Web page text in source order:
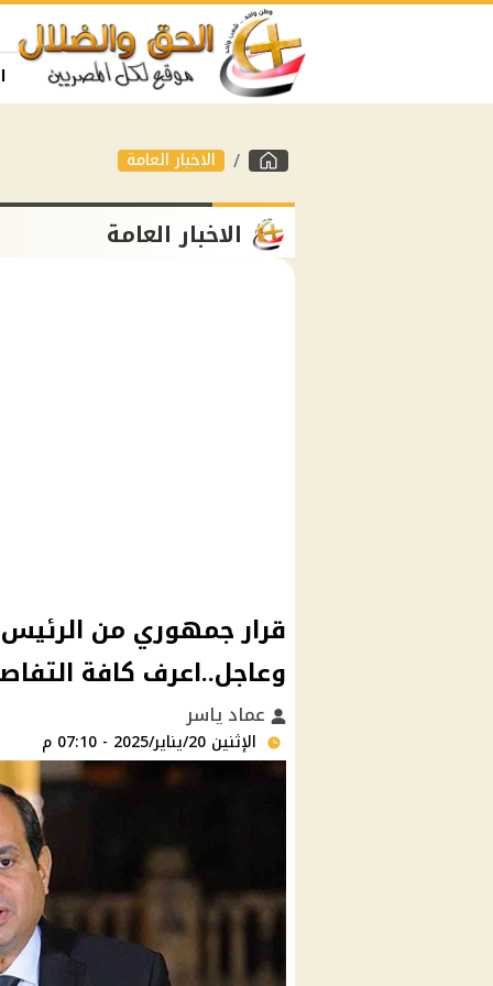
الاخبار العامة
الاخبار العامة
قرار جمهوري من
وعاجل..اعرف كافة
عماد ياسر
الإثنين 20/يناير/2025 - 07:10 م